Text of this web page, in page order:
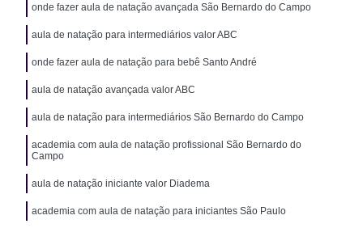
onde fazer aula de natação avançada São Bernardo do Campo
aula de natação para intermediários valor ABC
onde fazer aula de natação para bebê Santo André
aula de natação avançada valor ABC
aula de natação para intermediários São Bernardo do Campo
academia com aula de natação profissional São Bernardo do
Campo
aula de natação iniciante valor Diadema
academia com aula de natação para iniciantes São Paulo